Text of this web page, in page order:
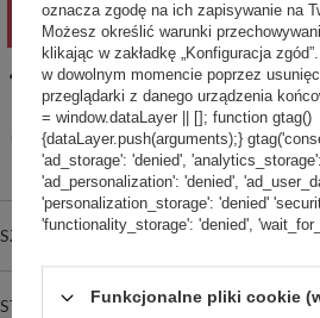
POWIADOM O
14dni na łatwy zwrot
Ten produkt nie jest dostępny w sklepie
Bezpieczne zakupy
SZCZEGÓŁOWE INFORMACJE
STREFA REKOMENDACJI
oznacza zgodę na ich zapisywanie na
Możesz określić warunki
klikając w zakładkę „Konfiguracja
w dowolnym momencie poprzez
przeglądarki z danego urządzenia
= window.dataLayer || []; function gtag()
{dataLayer.push(arguments);}
'ad_storage': 'denied',
'ad_personalization': 'denied',
'personalization_storage': 'denied'
'functionality_storage': 'denied',
Funkcjonalne pliki cookie